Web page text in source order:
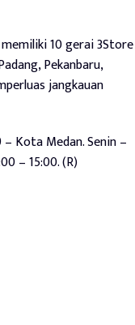
10 gerai 3Store
Pekanbaru,
jangkauan
Kota Medan. Senin –
– 15:00. (R)